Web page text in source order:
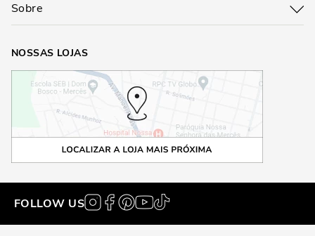
Sobre
NOSSAS LOJAS
FOLLOW US